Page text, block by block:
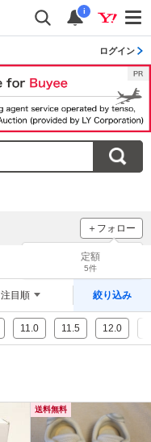
i
ログイン
＋フォロー
ブランドをフォロー
をチェック！
定額
5件
注目順 絞り込み
11.0 11.5 12.0
送料無料